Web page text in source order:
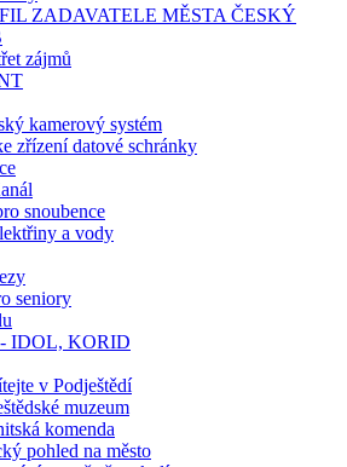
ZADAVATELE MĚSTA ČESKÝ
zájmů
kamerový systém
zřízení datové schránky
snoubence
a vody
seniory
- IDOL, KORID
v Podještědí
muzeum
komenda
pohled na město